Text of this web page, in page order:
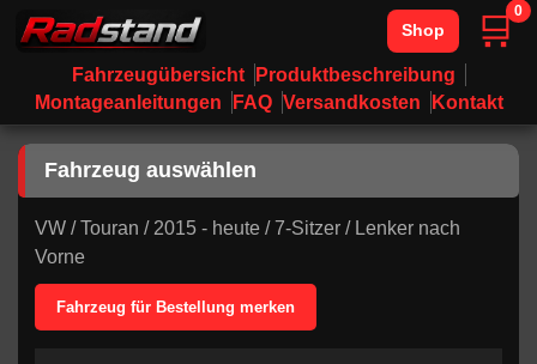
Fahrzeugübersicht
Produktbeschreibung
Montageanleitungen
FAQ Versandkosten Kontakt
Shop 🛒0
Fahrzeug auswählen
VW /Touran / 2015 - heute /7-Sitzer / Lenker nach
Vorne
Fahrzeug für Bestellung merken